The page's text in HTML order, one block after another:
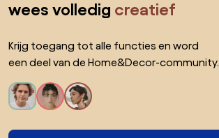
wees volledig creatief
Krijg toegang tot alle functies en word
een deel van de Home&Decor-community.